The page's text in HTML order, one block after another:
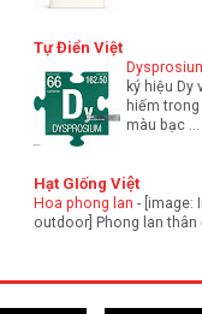
Tự Điển Việt
ký hiệu
hiếm
màu bạc ...
Hạt GIống Việt
Hoa phong lan - [image:
outdoor] Phong lan thân